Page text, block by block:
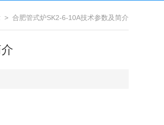
> 合肥管式炉SK2-6-10A技术参数及简介